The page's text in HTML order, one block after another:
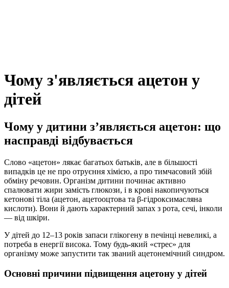
Чому з'являється ацетон у
дітей
Чому у дитини з’являється ацетон: що
насправді відбувається
Слово «ацетон» лякає багатьох батьків, але в більшості
випадків це не про отруєння хімією, а про тимчасовий збій
обміну речовин. Організм дитини починає активно
спалювати жири замість глюкози, і в крові накопичуються
кетонові тіла (ацетон, ацетооцтова та β-гідроксимасляна
кислоти). Вони й дають характерний запах з рота, сечі, інколи
— від шкіри.
У дітей до 12–13 років запаси глікогену в печінці невеликі, а
потреба в енергії висока. Тому будь-який «стрес» для
організму може запустити так званий ацетонемічний синдром.
Основні причини підвищення ацетону у дітей